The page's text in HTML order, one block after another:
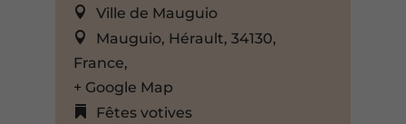
Ville de Mauguio
Mauguio, Hérault, 34130,
France,
+ Google Map
Fêtes votives